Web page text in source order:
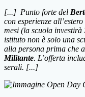
[...] Punto forte del
con esperienze
mesi (la scuola investirà
istituto non è solo una
alla persona prima che
Militante. L’offerta
serali. [...]